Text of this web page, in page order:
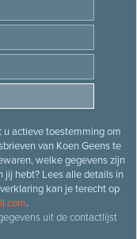
u actieve toestemming om
van Koen Geens te
welke gegevens zijn
jij hebt? Lees alle details in
kan je terecht op
.
uit de contactlijst